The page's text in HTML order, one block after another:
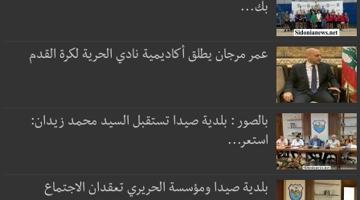
بك...
عمر مرجان يطلق أكاديمية نادي الحرية لكرة القدم
بالصور : بلدية صيدا تستقبل السيد محمد زيدان:
استعر...
بلدية صيدا ومؤسسة الحريري تعقدان الاجتماع